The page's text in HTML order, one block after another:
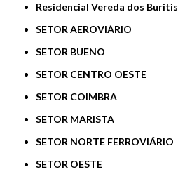
Residencial Vereda dos Buritis
SETOR AEROVIÁRIO
SETOR BUENO
SETOR CENTRO OESTE
SETOR COIMBRA
SETOR MARISTA
SETOR NORTE FERROVIÁRIO
SETOR OESTE